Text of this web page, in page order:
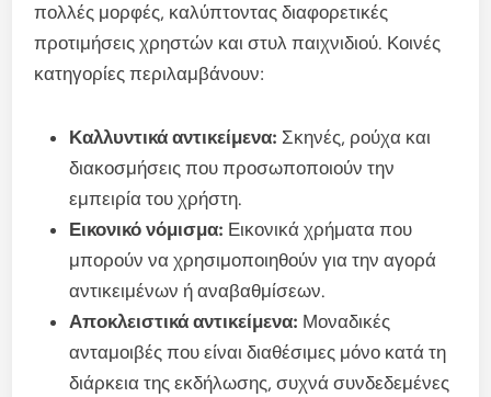
πολλές μορφές, καλύπτοντας διαφορετικές
προτιμήσεις χρηστών και στυλ παιχνιδιού. Κοινές
κατηγορίες περιλαμβάνουν:
Καλλυντικά αντικείμενα: Σκηνές, ρούχα και
διακοσμήσεις που προσωποποιούν την
εμπειρία του χρήστη.
Εικονικό νόμισμα: Εικονικά χρήματα που
μπορούν να χρησιμοποιηθούν για την αγορά
αντικειμένων ή αναβαθμίσεων.
Αποκλειστικά αντικείμενα: Μοναδικές
ανταμοιβές που είναι διαθέσιμες μόνο κατά τη
διάρκεια της εκδήλωσης, συχνά συνδεδεμένες